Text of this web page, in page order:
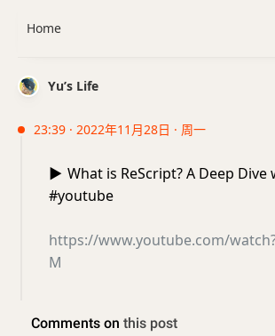
Yu’s Life
23:39 · 2022年11月28日 · 周一
▶️ What is ReScript? A Deep Dive
#youtube
https://www.youtube.com/
M
Home